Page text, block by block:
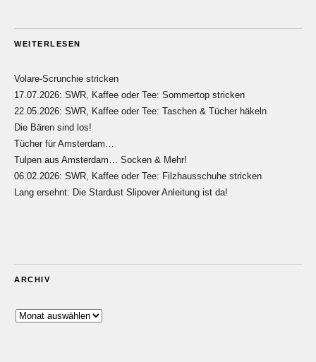
WEITERLESEN
Volare-Scrunchie stricken
17.07.2026: SWR, Kaffee oder Tee: Sommertop stricken
22.05.2026: SWR, Kaffee oder Tee: Taschen & Tücher häkeln
Die Bären sind los!
Tücher für Amsterdam…
Tulpen aus Amsterdam… Socken & Mehr!
06.02.2026: SWR, Kaffee oder Tee: Filzhausschuhe stricken
Lang ersehnt: Die Stardust Slipover Anleitung ist da!
ARCHIV
Archiv